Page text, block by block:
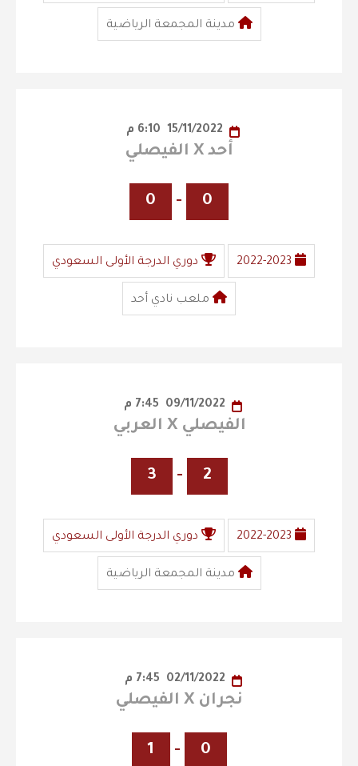
مدينة المجمعة الرياضية
أحد X الفيصلي
0
-
0
2022-2023 دوري الدرجة الأولى السعودي
ملعب نادي أحد
الفيصلي X العربي
2
-
3
2022-2023 دوري الدرجة الأولى السعودي
مدينة المجمعة الرياضية
نجران X الفيصلي
0
-
1